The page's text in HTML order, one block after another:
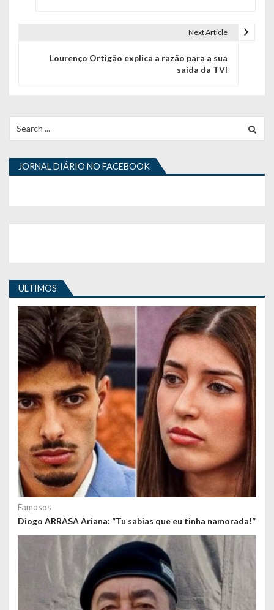
ã
o
d
i
g
o
s
Next Article
Lourenço Ortigão explica a razão para a sua
saída da TVI
for:
JORNAL DIÁRIO NO FACEBOOK
ULTIMOS
Famosos
Diogo ARRASA Ariana: “Tu sabias que eu tinha namorada!”